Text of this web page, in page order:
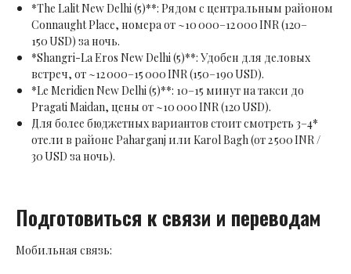
*The Lalit New Delhi (5)**: Рядом с центральным районом
Connaught Place, номера от ~10 000–12 000 INR (120–
150 USD) за ночь.
*Shangri-La Eros New Delhi (5)**: Удобен для деловых
встреч, от ~12 000–15 000 INR (150–190 USD).
*Le Meridien New Delhi (5)**: 10–15 минут на такси до
Pragati Maidan, цены от ~10 000 INR (120 USD).
Для более бюджетных вариантов стоит смотреть 3–4*
отели в районе Paharganj или Karol Bagh (от 2 500 INR /
30 USD за ночь).
Подготовиться к связи и переводам
Мобильная связь: